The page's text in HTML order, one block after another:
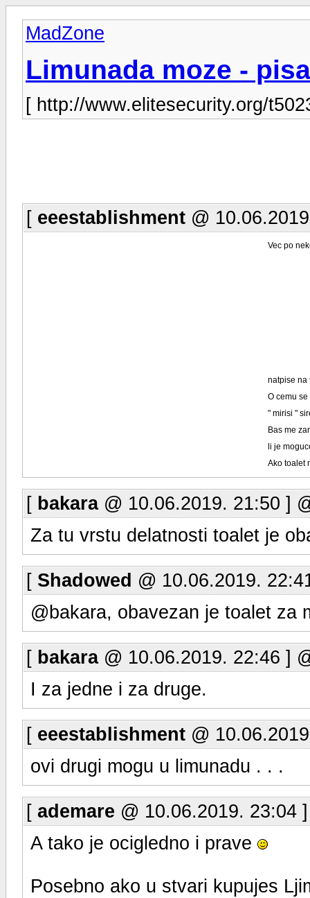
MadZone
Limunada moze -
[ http://www.elitesecurity.org/
[ eeestablishment @
Vec po
natpise na
O cemu
" mirisi "
Bas me
li je
Ako toalet
[ bakara@ 10.06.2019. 21:50 ]
Za tu vrstu delatnosti toalet je
[ Shadowed @ 10.06.2019.
@bakara, obavezan je toalet za
[ bakara@ 10.06.2019. 22:46 ]
I za jedne i za druge.
[ eeestablishment @
ovi drugi mogu u limunadu . . .
[ ademare @ 10.06.2019. 23:04
A tako je ocigledno i prave
Posebno ako u stvari kupujes